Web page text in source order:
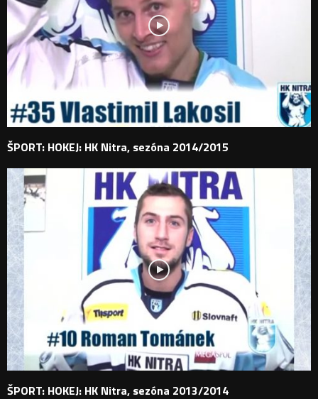
ŠPORT: HOKEJ: HK Nitra, sezóna 2014/2015
ŠPORT: HOKEJ: HK Nitra, sezóna 2013/2014